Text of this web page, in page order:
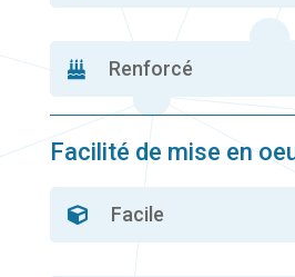
 Renforcé
Facilité de mise en
 Facile